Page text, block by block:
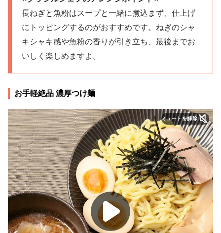
長ねぎと魚粉はスープと一緒に煮込まず、仕上げ
にトッピングするのがおすすめです。ねぎのシャ
キシャキ感や魚粉の香りが引き立ち、最後までお
いしく楽しめますよ。
お手軽絶品 濃厚つけ麺
ミュートを解除